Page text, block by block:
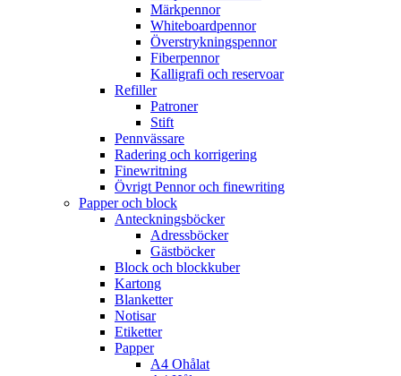
Märkpennor
Whiteboardpennor
Överstrykningspennor
Fiberpennor
Kalligrafi och reservoar
Refiller
Patroner
Stift
Pennvässare
Radering och korrigering
Finewritning
Övrigt Pennor och finewriting
Papper och block
Anteckningsböcker
Adressböcker
Gästböcker
Block och blockkuber
Kartong
Blanketter
Notisar
Etiketter
Papper
A4 Ohålat